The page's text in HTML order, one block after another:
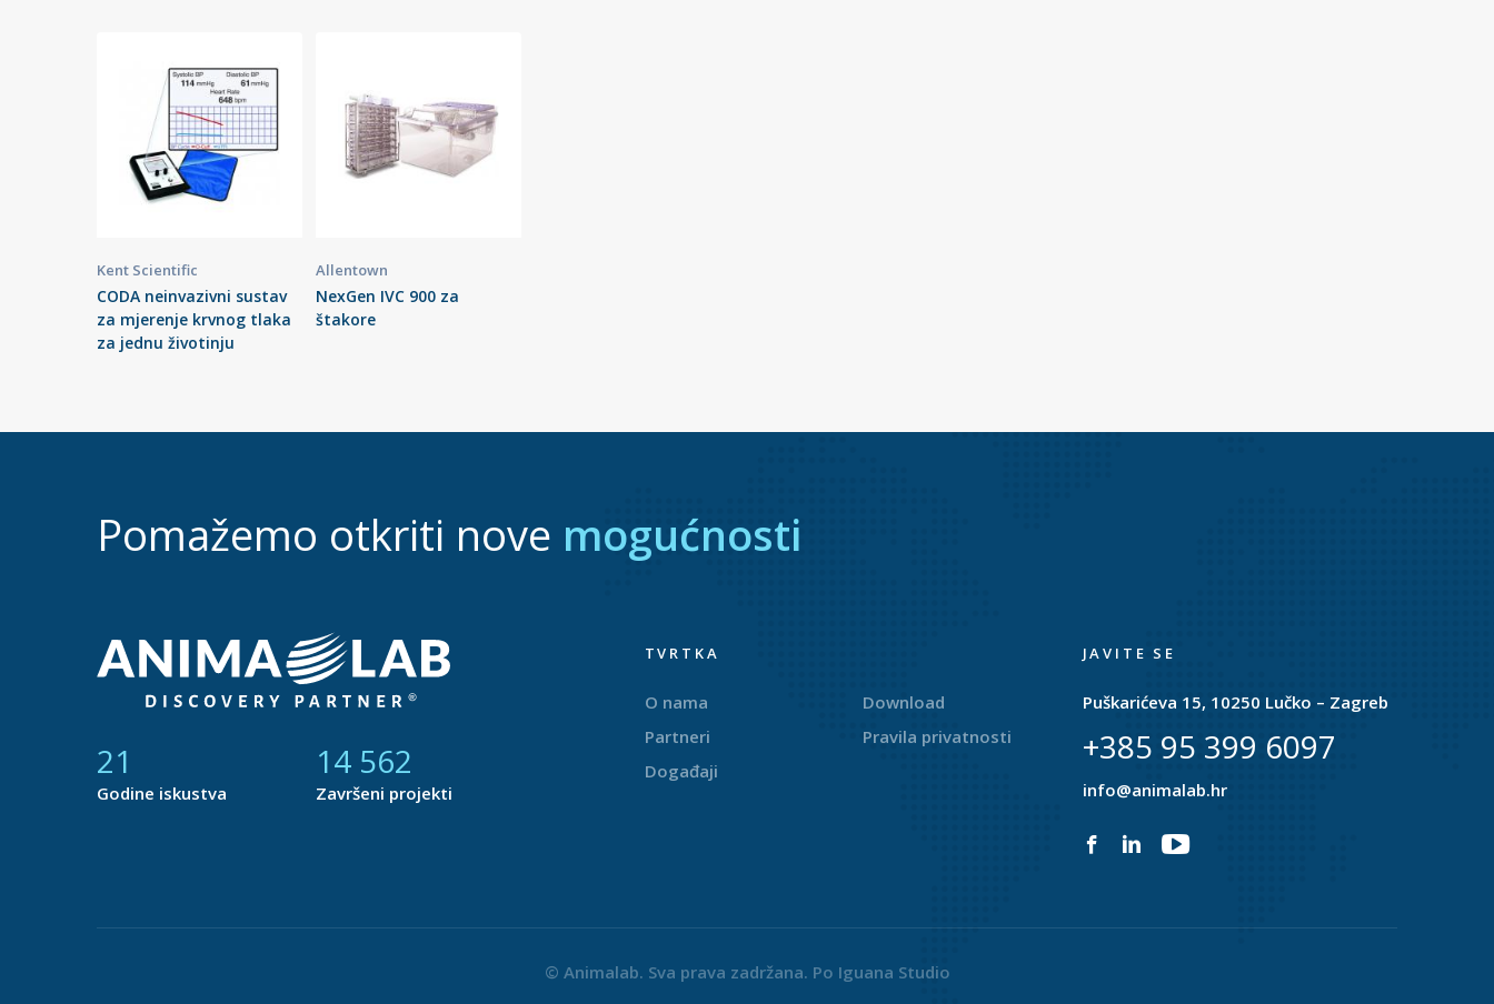
Kent Scientific
CODA neinvazivni sustav
za mjerenje krvnog tlaka
za jednu životinju
Allentown
NexGen IVC 900 za
štakore
Pomažemo otkriti nove mogućnosti
21
Godine iskustva
14 877
Završeni projekti
TVRTKA
O nama
Partneri
Događaji
Download
Pravila privatnosti
JAVITE SE
Puškarićeva 15, 10250 Lučko – Zagreb
+385 95 399 6097
info@animalab.hr
© Animalab. Sva prava zadržana. Po Iguana Studio